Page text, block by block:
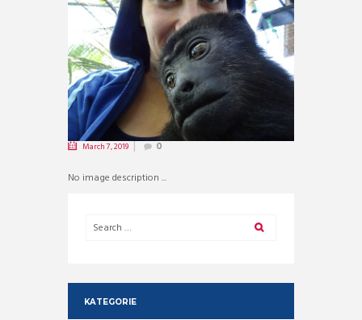
March 7, 2019 0
No image description ...
KATEGORIE